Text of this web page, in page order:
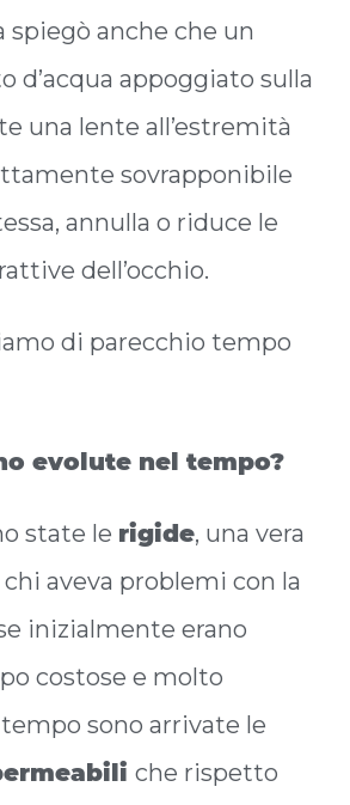
spiegò anche che un
d’acqua appoggiato sulla
una lente all’estremità
sovrapponibile
annulla o riduce le
dell’occhio.
di parecchio tempo
evolute nel tempo?
state le rigide, una vera
aveva problemi con la
inizialmente erano
costose e molto
sono arrivate le
che rispetto